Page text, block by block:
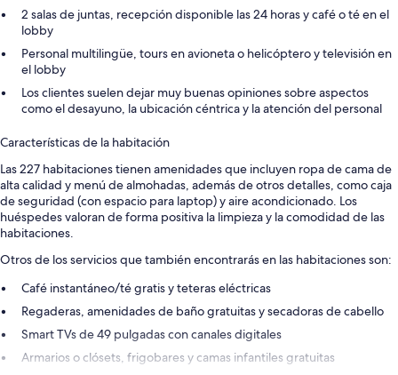
2 salas de juntas, recepción disponible las 24 horas y café o té en el
lobby
Personal multilingüe, tours en avioneta o helicóptero y televisión en
el lobby
Los clientes suelen dejar muy buenas opiniones sobre aspectos
como el desayuno, la ubicación céntrica y la atención del personal
Características de la habitación
Las 227 habitaciones tienen amenidades que incluyen ropa de cama de
alta calidad y menú de almohadas, además de otros detalles, como caja
de seguridad (con espacio para laptop) y aire acondicionado. Los
huéspedes valoran de forma positiva la limpieza y la comodidad de las
habitaciones.
Otros de los servicios que también encontrarás en las habitaciones son:
Café instantáneo/té gratis y teteras eléctricas
Regaderas, amenidades de baño gratuitas y secadoras de cabello
Smart TVs de 49 pulgadas con canales digitales
Armarios o clósets, frigobares y camas infantiles gratuitas